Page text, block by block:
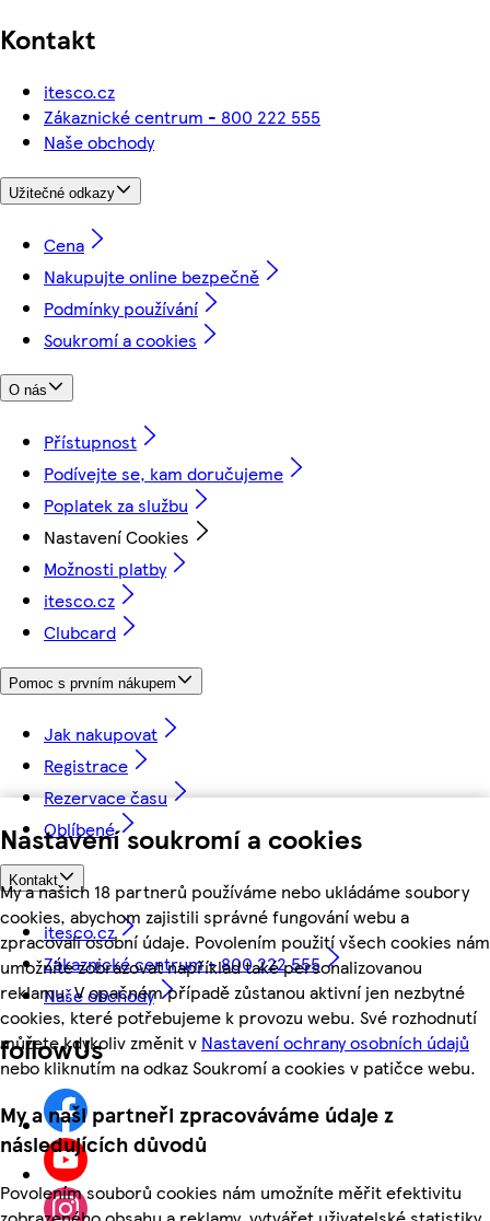
Nastavení soukromí a cookies
My a našich 18 partnerů používáme nebo ukládáme soubory
cookies, abychom zajistili správné fungování webu a
zpracovali osobní údaje. Povolením použití všech cookies nám
umožníte zobrazovat například také personalizovanou
reklamu. V opačném případě zůstanou aktivní jen nezbytné
cookies, které potřebujeme k provozu webu. Své rozhodnutí
můžete kdykoliv změnit v Nastavení ochrany osobních údajů
nebo kliknutím na odkaz Soukromí a cookies v patičce webu.
My a naši partneři zpracováváme údaje z
následujících důvodů
Povolením souborů cookies nám umožníte měřit efektivitu
Kontakt
itesco.cz
Zákaznické centrum - 800 222 555
Naše obchody
Užitečné odkazy
Cena
Nakupujte online bezpečně
Podmínky používání
Soukromí a cookies
O nás
Přístupnost
Podívejte se, kam doručujeme
Poplatek za službu
Nastavení Cookies
Možnosti platby
itesco.cz
Clubcard
Pomoc s prvním nákupem
Jak nakupovat
Registrace
Rezervace času
Oblíbené
Kontakt
itesco.cz
Zákaznické centrum - 800 222 555
Naše obchody
followUs